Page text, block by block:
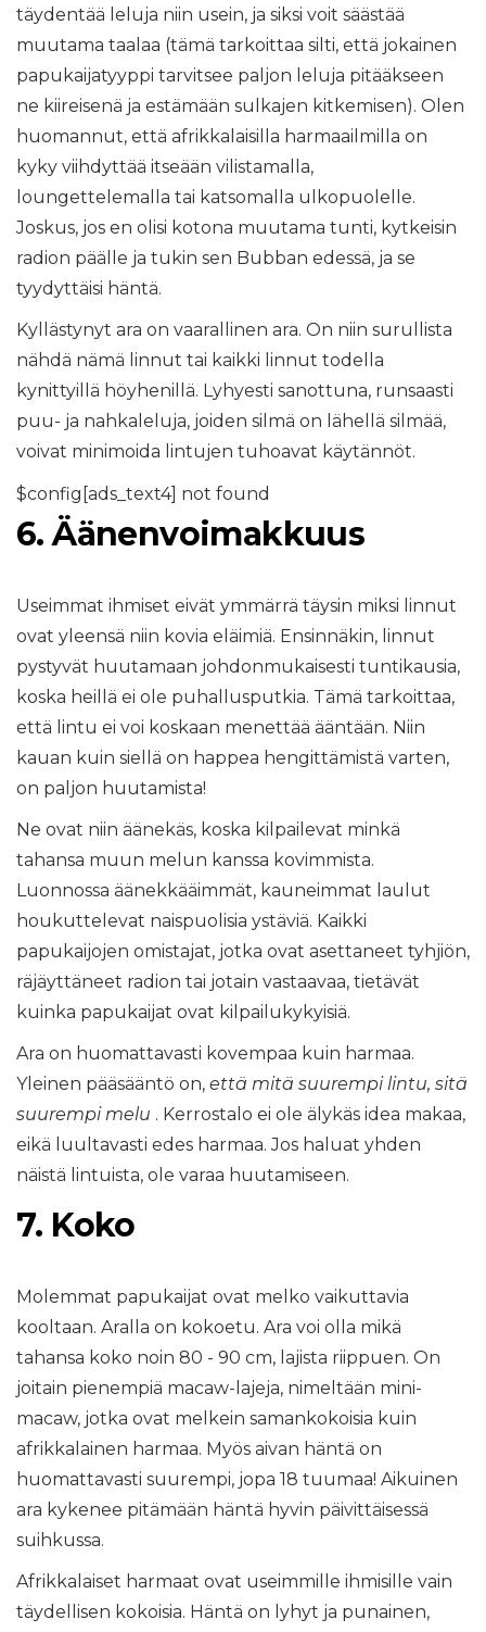
täydentää leluja niin usein, ja siksi voit säästää
muutama taalaa (tämä tarkoittaa silti, että jokainen
papukaijatyyppi tarvitsee paljon leluja pitääkseen
ne kiireisenä ja estämään sulkajen kitkemisen). Olen
huomannut, että afrikkalaisilla harmaailmilla on
kyky viihdyttää itseään vilistamalla,
loungettelemalla tai katsomalla ulkopuolelle.
Joskus, jos en olisi kotona muutama tunti, kytkeisin
radion päälle ja tukin sen Bubban edessä, ja se
tyydyttäisi häntä.
Kyllästynyt ara on vaarallinen ara. On niin surullista
nähdä nämä linnut tai kaikki linnut todella
kynittyillä höyhenillä. Lyhyesti sanottuna, runsaasti
puu- ja nahkaleluja, joiden silmä on lähellä silmää,
voivat minimoida lintujen tuhoavat käytännöt.
$config[ads_text4] not found
6. Äänenvoimakkuus
Useimmat ihmiset eivät ymmärrä täysin miksi linnut
ovat yleensä niin kovia eläimiä. Ensinnäkin, linnut
pystyvät huutamaan johdonmukaisesti tuntikausia,
koska heillä ei ole puhallusputkia. Tämä tarkoittaa,
että lintu ei voi koskaan menettää ääntään. Niin
kauan kuin siellä on happea hengittämistä varten,
on paljon huutamista!
Ne ovat niin äänekäs, koska kilpailevat minkä
tahansa muun melun kanssa kovimmista.
Luonnossa äänekkääimmät, kauneimmat laulut
houkuttelevat naispuolisia ystäviä. Kaikki
papukaijojen omistajat, jotka ovat asettaneet tyhjiön,
räjäyttäneet radion tai jotain vastaavaa, tietävät
kuinka papukaijat ovat kilpailukykyisiä.
Ara on huomattavasti kovempaa kuin harmaa.
Yleinen pääsääntö on, että mitä suurempi lintu, sitä
suurempi melu . Kerrostalo ei ole älykäs idea makaa,
eikä luultavasti edes harmaa. Jos haluat yhden
näistä lintuista, ole varaa huutamiseen.
7. Koko
Molemmat papukaijat ovat melko vaikuttavia
kooltaan. Aralla on kokoetu. Ara voi olla mikä
tahansa koko noin 80 - 90 cm, lajista riippuen. On
joitain pienempiä macaw-lajeja, nimeltään mini-
macaw, jotka ovat melkein samankokoisia kuin
afrikkalainen harmaa. Myös aivan häntä on
huomattavasti suurempi, jopa 18 tuumaa! Aikuinen
ara kykenee pitämään häntä hyvin päivittäisessä
suihkussa.
Afrikkalaiset harmaat ovat useimmille ihmisille vain
täydellisen kokoisia. Häntä on lyhyt ja punainen,